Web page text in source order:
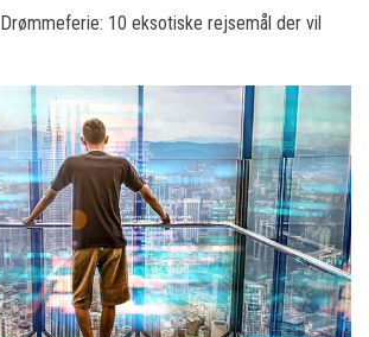
Drømmeferie: 10 eksotiske rejsemål der vil